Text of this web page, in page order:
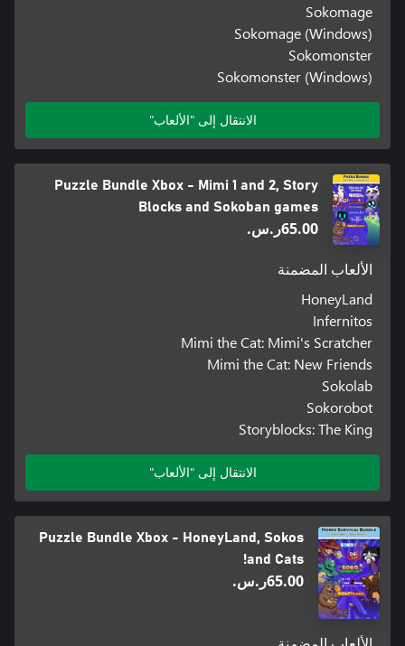
Sokomage
Sokomage (Windows)
Sokomonster
Sokomonster (Windows)
الانتقال إلى "الألعاب"
Puzzle Bundle Xbox - Mimi 1 and 2, Story
Blocks and Sokoban games
‪ر.س.‏‎65.00‬
الألعاب المضمنة
HoneyLand
Infernitos
Mimi the Cat: Mimi's Scratcher
Mimi the Cat: New Friends
Sokolab
Sokorobot
Storyblocks: The King
الانتقال إلى "الألعاب"
Puzzle Bundle Xbox - HoneyLand, Sokos
and Cats!
‪ر.س.‏‎65.00‬